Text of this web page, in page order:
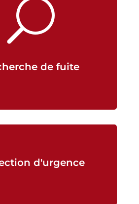
U
de fuite
d'urgence